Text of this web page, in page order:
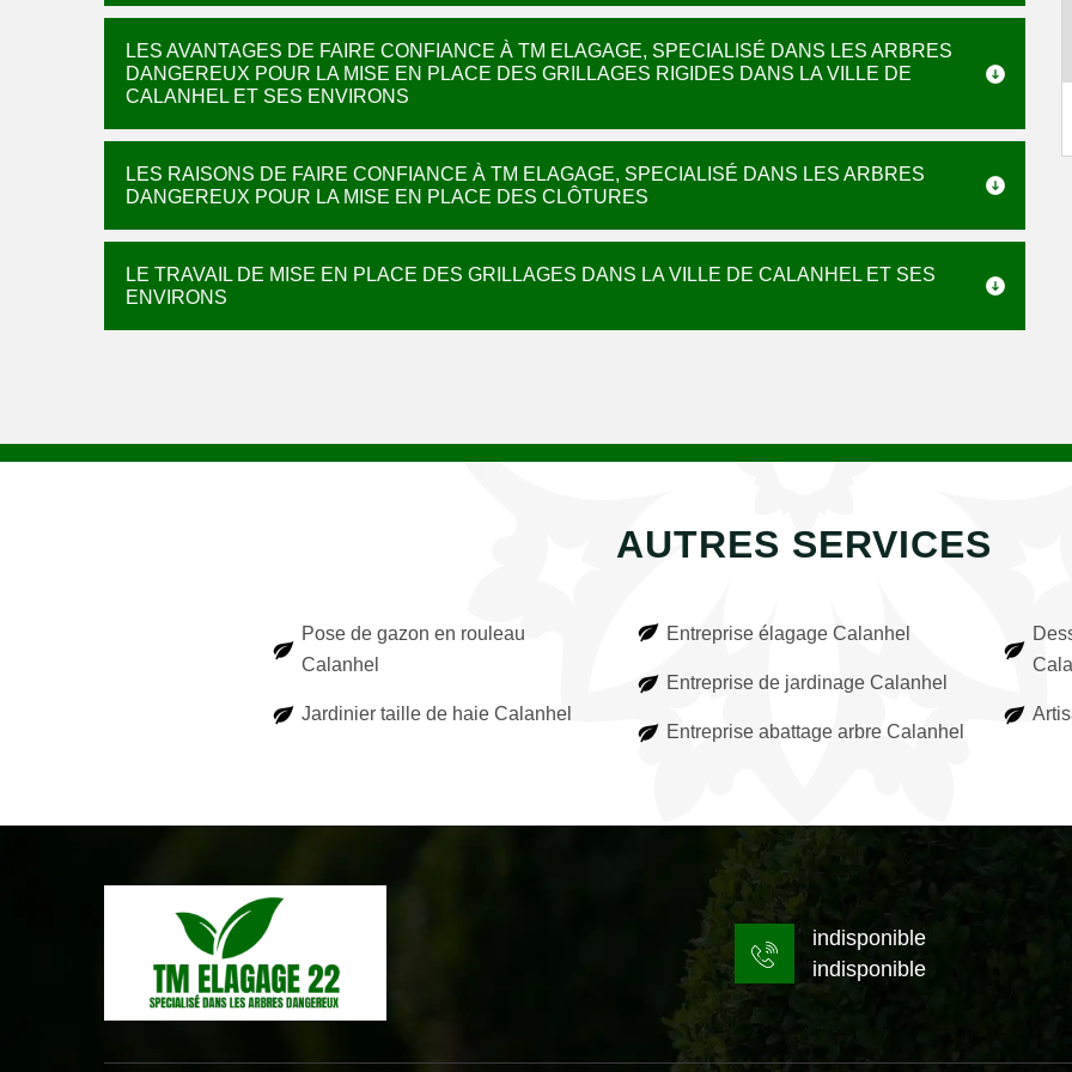
LES AVANTAGES DE FAIRE CONFIANCE À TM ELAGAGE, SPECIALISÉ DANS LES ARBRES
DANGEREUX POUR LA MISE EN PLACE DES GRILLAGES RIGIDES DANS LA VILLE DE
CALANHEL ET SES ENVIRONS
LES RAISONS DE FAIRE CONFIANCE À TM ELAGAGE, SPECIALISÉ DANS LES ARBRES
DANGEREUX POUR LA MISE EN PLACE DES CLÔTURES
LE TRAVAIL DE MISE EN PLACE DES GRILLAGES DANS LA VILLE DE CALANHEL ET SES
ENVIRONS
AUTRES SERVICES
Pose de gazon en rouleau
Calanhel
Jardinier taille de haie Calanhel
Entreprise élagage Calanhel
Entreprise de jardinage Calanhel
Entreprise abattage arbre Calanhel
indisponible
indisponible